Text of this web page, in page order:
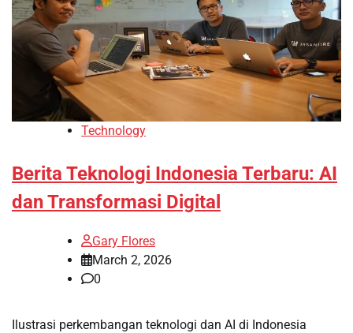
Technology
Berita Teknologi Indonesia Terbaru: AI
dan Transformasi Digital
Gary Flores
March 2, 2026
0
Ilustrasi perkembangan teknologi dan AI di Indonesia